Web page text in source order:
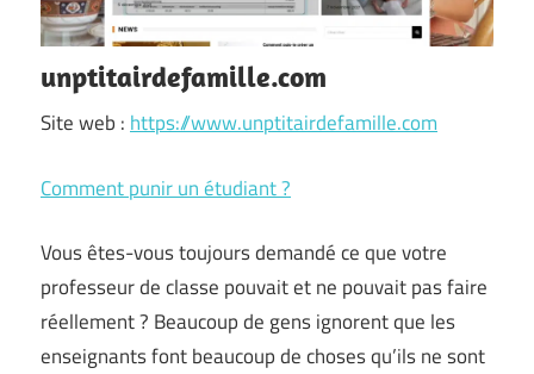
unptitairdefamille.com
Site web : https://www.unptitairdefamille.com
Comment punir un étudiant ?
Vous êtes-vous toujours demandé ce que votre
professeur de classe pouvait et ne pouvait pas faire
réellement ? Beaucoup de gens ignorent que les
enseignants font beaucoup de choses qu’ils ne sont